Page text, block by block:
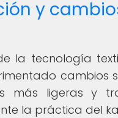
y
la tecnología
cambios
más ligeras y
la práctica del